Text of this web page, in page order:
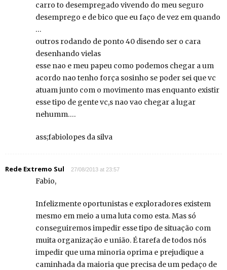
carro to desempregado vivendo do meu seguro
desemprego e de bico que eu faço de vez em quando
…
outros rodando de ponto 40 disendo ser o cara
desenhando vielas
esse nao e meu papeu como podemos chegar a um
acordo nao tenho força sosinho se poder sei que vc
atuam junto com o movimento mas enquanto existir
esse tipo de gente vc,s nao vao chegar a lugar
nehumm….
ass;fabiolopes da silva
Rede Extremo Sul 27/08/2013 at 23:57
Fabio,
Infelizmente oportunistas e exploradores existem
mesmo em meio a uma luta como esta. Mas só
conseguiremos impedir esse tipo de situação com
muita organização e união. É tarefa de todos nós
impedir que uma minoria oprima e prejudique a
caminhada da maioria que precisa de um pedaço de